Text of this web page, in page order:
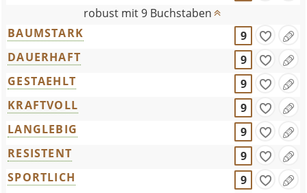
robust mit 9 Buchstaben
BAUMSTARK
9
DAUERHAFT
9
GESTAEHLT
9
KRAFTVOLL
9
LANGLEBIG
9
RESISTENT
9
SPORTLICH
9